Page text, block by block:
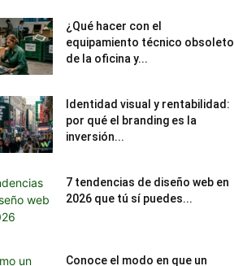
¿Qué hacer con el
equipamiento técnico obsoleto
de la oficina y...
Identidad visual y rentabilidad:
por qué el branding es la
inversión...
7 tendencias de diseño web en
2026 que tú sí puedes...
Conoce el modo en que un